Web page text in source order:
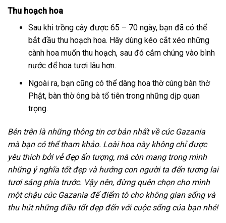
Thu hoạch hoa
Sau khi trồng cây được 65 – 70 ngày, bạn đã có thể
bắt đầu thu hoạch hoa. Hãy dùng kéo cắt xéo những
cành hoa muốn thu hoạch, sau đó cắm chúng vào bình
nước để hoa tươi lâu hơn.
Ngoài ra, bạn cũng có thể dâng hoa thờ cúng bàn thờ
Phật, bàn thờ ông bà tổ tiên trong những dịp quan
trọng.
Bên trên là những thông tin cơ bản nhất về cúc Gazania
mà bạn có thể tham khảo. Loài hoa này không chỉ được
yêu thích bởi vẻ đẹp ấn tượng, mà còn mang trong mình
những ý nghĩa tốt đẹp và hướng con người ta đến tương lai
tươi sáng phía trước. Vậy nên, đừng quên chọn cho mình
một chậu cúc Gazania để điểm tô cho không gian sống và
thu hút những điều tốt đẹp đến với cuộc sống của bạn nhé!